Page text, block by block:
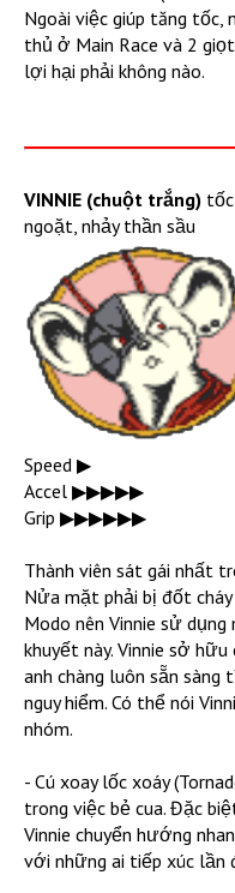
Ngoài việc giúp tăng tốc,
thủ ở Main Race và 2
lợi hại phải không nào.
VINNIE (chuột trắng)
ngoặt, nhảy thần sầu
Speed ▶︎
Accel ▶︎▶︎▶︎▶︎▶︎
Grip ▶︎▶︎▶︎▶︎▶︎▶︎
Thành viên sát gái nhất
Nửa mặt phải bị đốt
Modo nên Vinnie sử
khuyết này. Vinnie sở
anh chàng luôn sẵn sàng
nguy hiểm. Có thể nói
nhóm.
- Cú xoay lốc xoáy
trong việc bẻ cua. Đặc
Vinnie chuyển hướng
với những ai tiếp xúc lần